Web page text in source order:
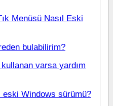
Menüsü Nasıl Eski
bulabilirim?
varsa yardım
Windows sürümü?